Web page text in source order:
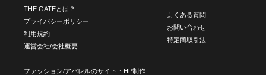
THE GATEとは？
プライバシーポリシー
利用規約
運営会社/会社概要
よくある質問
お問い合わせ
特定商取引法
ファッション/アパレルのサイト・HP制作